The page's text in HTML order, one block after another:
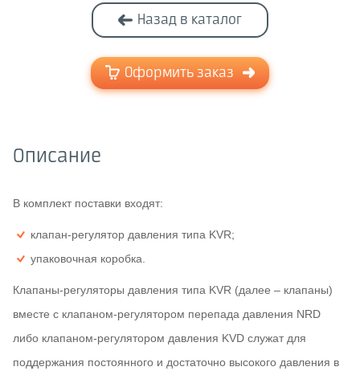
Назад в каталог
Оформить заказ
Описание
В комплект поставки входят:
клапан-регулятор давления типа KVR;
упаковочная коробка.
Клапаны-регуляторы давления типа KVR (далее – клапаны)
вместе с клапаном-регулятором перепада давления NRD
либо клапаном-регулятором давления KVD служат для
поддержания постоянного и достаточно высокого давления в